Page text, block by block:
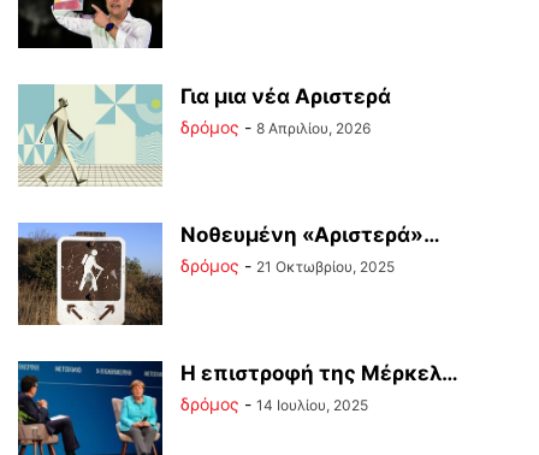
Για μια νέα Αριστερά
δρόμος - 8 Απριλίου, 2026
Νοθευμένη «Αριστερά»…
δρόμος - 21 Οκτωβρίου, 2025
Η επιστροφή της Μέρκελ…
δρόμος - 14 Ιουλίου, 2025